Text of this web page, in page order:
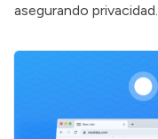
asegurando privacidad.